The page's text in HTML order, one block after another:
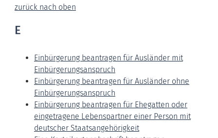
zurück nach oben
E
Einbürgerung beantragen für Ausländer mit
Einbürgerungsanspruch
Einbürgerung beantragen für Ausländer ohne
Einbürgerungsanspruch
Einbürgerung beantragen für Ehegatten oder
eingetragene Lebenspartner einer Person mit
deutscher Staatsangehörigkeit